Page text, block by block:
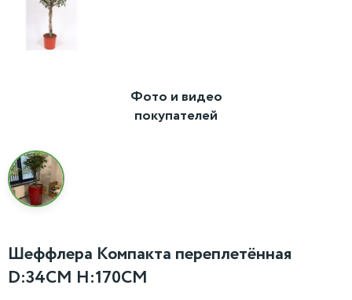
Фото и видео
покупателей
Шеффлера Компакта переплетённая
D:34CM H:170CM